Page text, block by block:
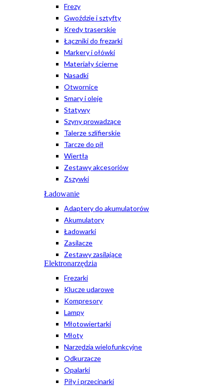
Frezy
Gwoździe i sztyfty
Kredy traserskie
Łączniki do frezarki
Markery i ołówki
Materiały ścierne
Nasadki
Otwornice
Smary i oleje
Statywy
Szyny prowadzące
Talerze szlifierskie
Tarcze do pił
Wiertła
Zestawy akcesoriów
Zszywki
Ładowanie
Adaptery do akumulatorów
Akumulatory
Ładowarki
Zasilacze
Zestawy zasilające
Elektronarzędzia
Frezarki
Klucze udarowe
Kompresory
Lampy
Młotowiertarki
Młoty
Narzędzia wielofunkcyjne
Odkurzacze
Opalarki
Piły i przecinarki